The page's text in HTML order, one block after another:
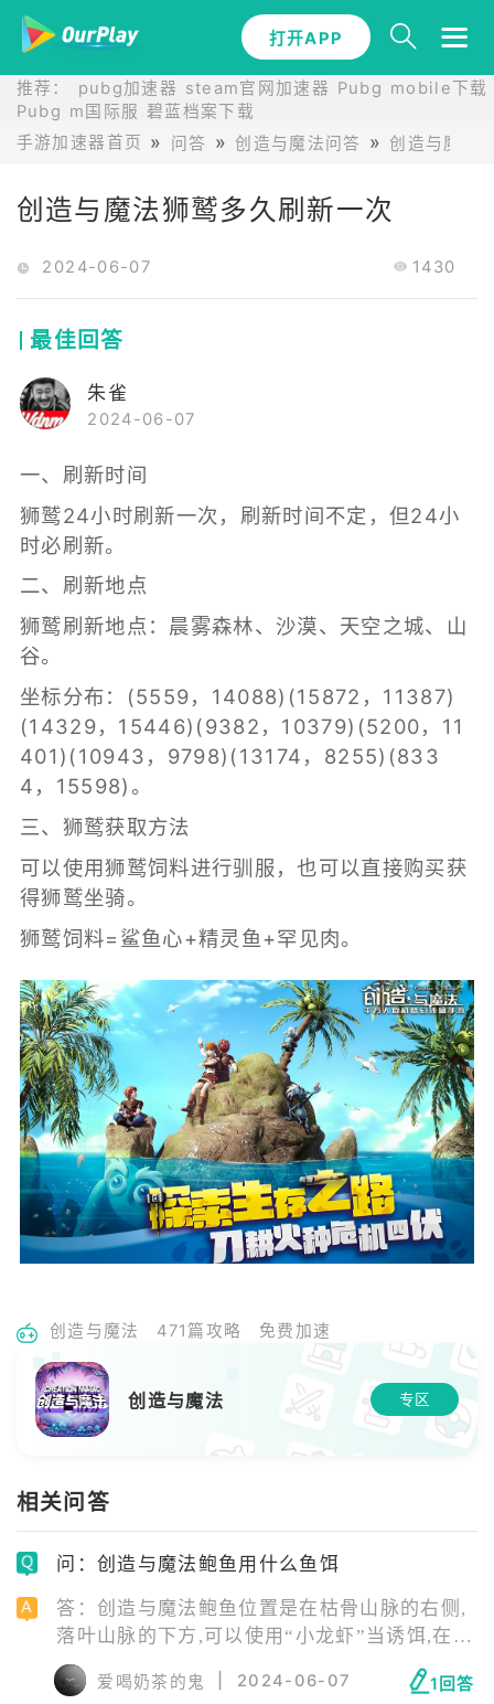
打开APP
推荐： pubg加速器 steam官网加速器 Pubg mobile下载
Pubg m国际服 碧蓝档案下载
手游加速器首页
问答 创造与魔法问答 创造与魔法
创造与魔法狮鹫多久刷新一次
2024-06-07 1430
最佳回答
朱雀
2024-06-07
一、刷新时间
狮鹫24小时刷新一次，刷新时间不定，但24小
时必刷新。
二、刷新地点
狮鹫刷新地点：晨雾森林、沙漠、天空之城、山
谷。
坐标分布：(5559，14088)(15872，11387)
(14329，15446)(9382，10379)(5200，11
401)(10943，9798)(13174，8255)(833
4，15598)。
三、狮鹫获取方法
可以使用狮鹫饲料进行驯服，也可以直接购买获
得狮鹫坐骑。
狮鹫饲料=鲨鱼心+精灵鱼+罕见肉。
创造与魔法 471篇攻略 免费加速
创造与魔法 专区
相关问答
问：创造与魔法鲍鱼用什么鱼饵
答：创造与魔法鲍鱼位置是在枯骨山脉的右侧,
落叶山脉的下方,可以使用“小龙虾”当诱饵,在
“仙女河”边垂钓,钓到的概率大概在15%左右,使
用“小龙虾”在“暖风谷”垂钓也是有概率找出鲍
爱喝奶茶的鬼 2024-06-07 1回答